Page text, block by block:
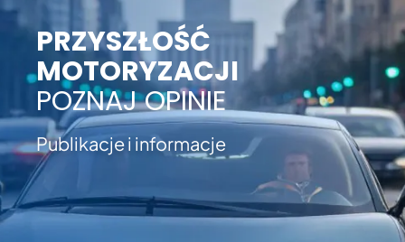
PRZYSZŁOŚĆ
MOTORYZACJI
POZNAJ OPINIE
Publikacje i informacje